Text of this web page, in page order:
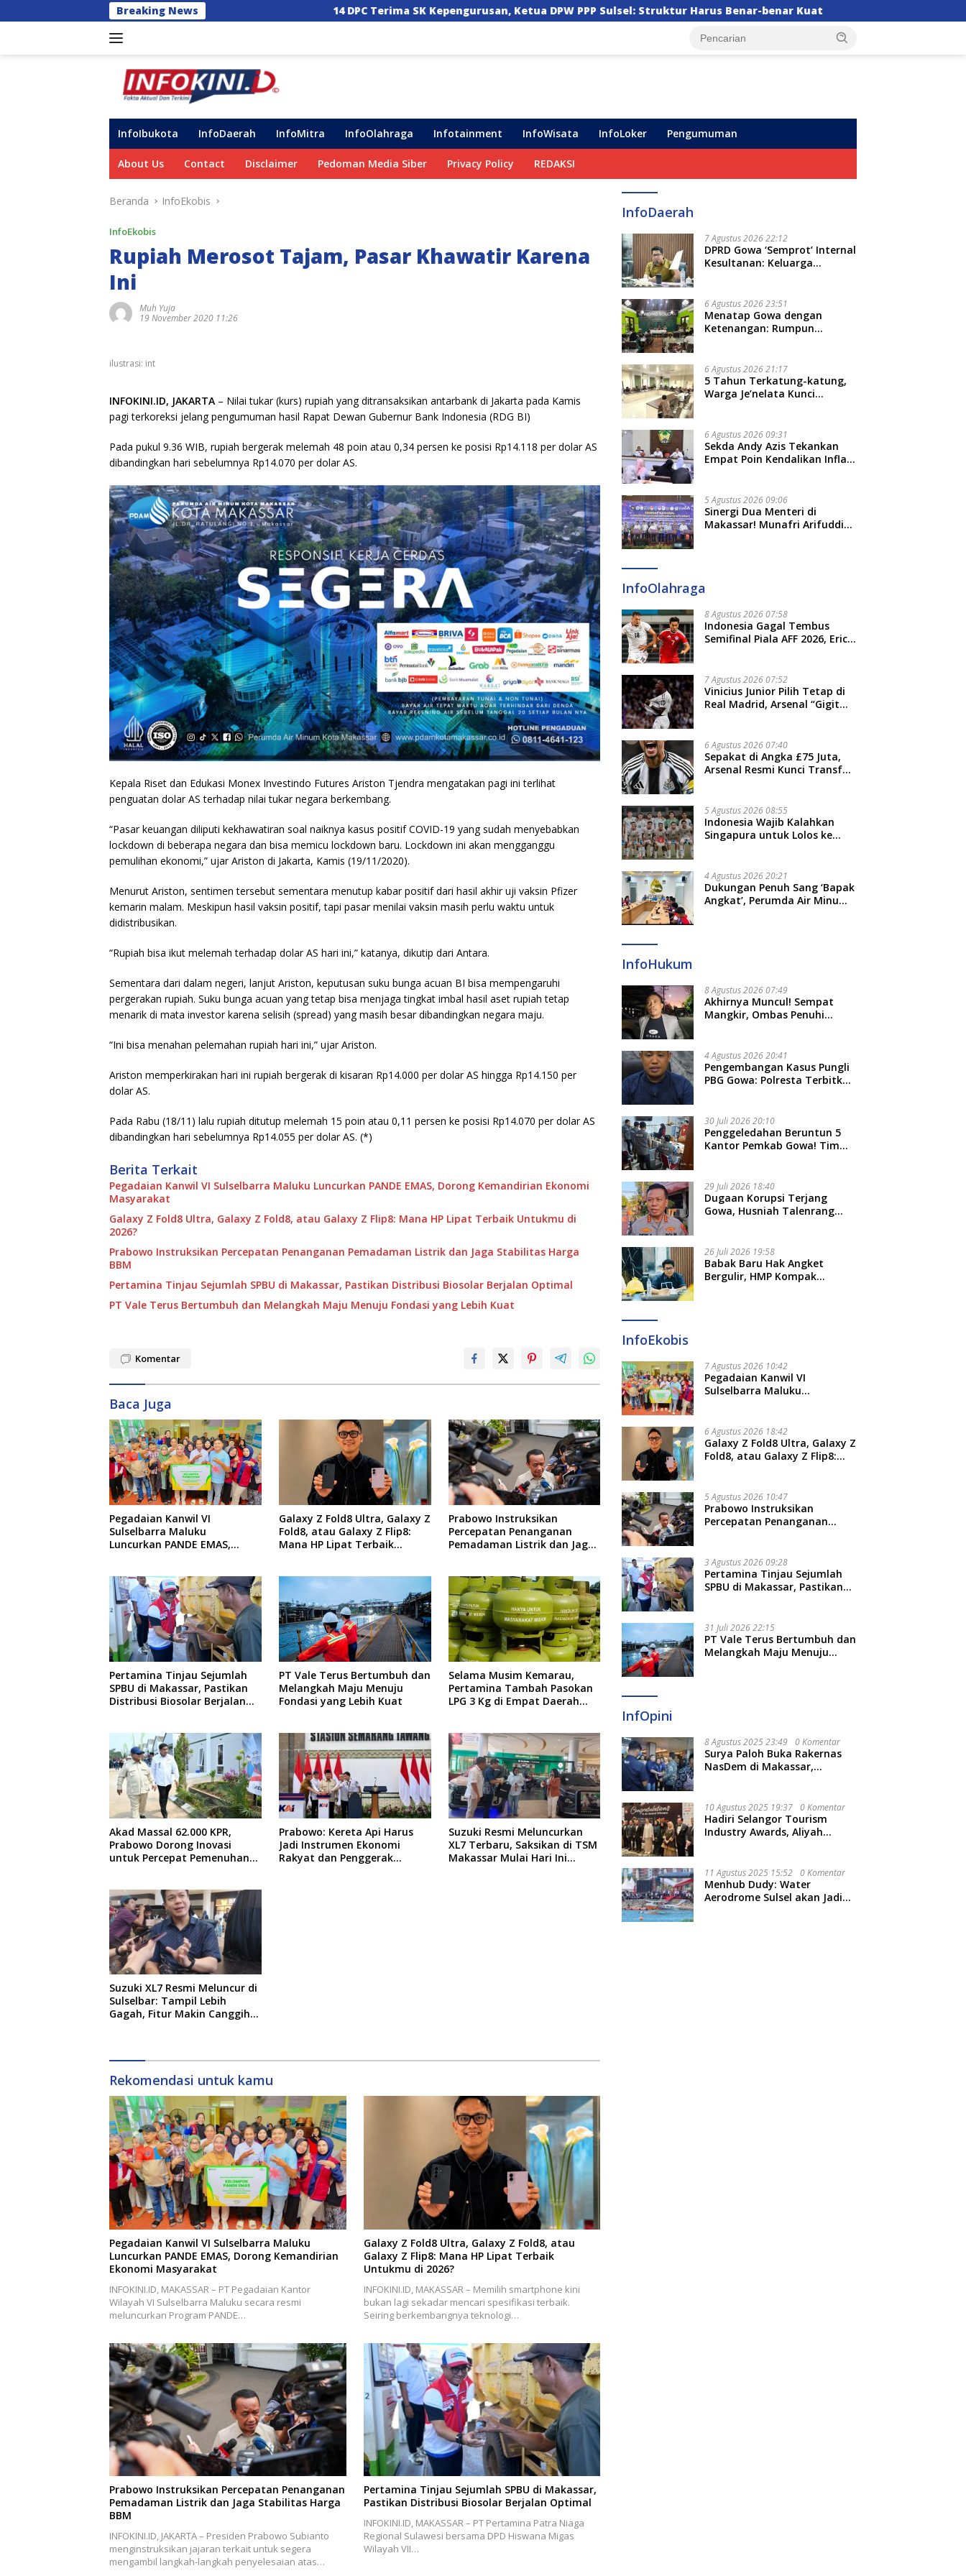
ke
Breaking News 14 DPC Terima SK Kepengurusan, Ketua DPW PPP Sulsel: Struktur Harus Benar-benar Kuat Mensos Tinjau Sekolah Rakyat di
InfoIbukota InfoDaerah InfoMitra InfoOlahraga Infotainment InfoWisata InfoLoker Pengumuman
About Us Contact Disclaimer Pedoman Media Siber Privacy Policy REDAKSI
Beranda InfoEkobis
InfoEkobis
Rupiah Merosot Tajam, Pasar Khawatir Karena
Ini
Muh Yuja
19 November 2020 11:26
ilustrasi: int
INFOKINI.ID, JAKARTA – Nilai tukar (kurs) rupiah yang ditransaksikan antarbank di Jakarta pada Kamis
pagi terkoreksi jelang pengumuman hasil Rapat Dewan Gubernur Bank Indonesia (RDG BI)
Pada pukul 9.36 WIB, rupiah bergerak melemah 48 poin atau 0,34 persen ke posisi Rp14.118 per dolar AS
dibandingkan hari sebelumnya Rp14.070 per dolar AS.
Kepala Riset dan Edukasi Monex Investindo Futures Ariston Tjendra mengatakan pagi ini terlihat
penguatan dolar AS terhadap nilai tukar negara berkembang.
“Pasar keuangan diliputi kekhawatiran soal naiknya kasus positif COVID-19 yang sudah menyebabkan
lockdown di beberapa negara dan bisa memicu lockdown baru. Lockdown ini akan mengganggu
pemulihan ekonomi,” ujar Ariston di Jakarta, Kamis (19/11/2020).
Menurut Ariston, sentimen tersebut sementara menutup kabar positif dari hasil akhir uji vaksin Pfizer
kemarin malam. Meskipun hasil vaksin positif, tapi pasar menilai vaksin masih perlu waktu untuk
didistribusikan.
“Rupiah bisa ikut melemah terhadap dolar AS hari ini,” katanya, dikutip dari Antara.
Sementara dari dalam negeri, lanjut Ariston, keputusan suku bunga acuan BI bisa mempengaruhi
pergerakan rupiah. Suku bunga acuan yang tetap bisa menjaga tingkat imbal hasil aset rupiah tetap
menarik di mata investor karena selisih (spread) yang masih besar dibandingkan negara maju.
“Ini bisa menahan pelemahan rupiah hari ini,” ujar Ariston.
Ariston memperkirakan hari ini rupiah bergerak di kisaran Rp14.000 per dolar AS hingga Rp14.150 per
dolar AS.
Pada Rabu (18/11) lalu rupiah ditutup melemah 15 poin atau 0,11 persen ke posisi Rp14.070 per dolar AS
dibandingkan hari sebelumnya Rp14.055 per dolar AS. (*)
Berita Terkait
Pegadaian Kanwil VI Sulselbarra Maluku Luncurkan PANDE EMAS, Dorong Kemandirian Ekonomi
Masyarakat
Galaxy Z Fold8 Ultra, Galaxy Z Fold8, atau Galaxy Z Flip8: Mana HP Lipat Terbaik Untukmu di
2026?
Prabowo Instruksikan Percepatan Penanganan Pemadaman Listrik dan Jaga Stabilitas Harga
BBM
Pertamina Tinjau Sejumlah SPBU di Makassar, Pastikan Distribusi Biosolar Berjalan Optimal
PT Vale Terus Bertumbuh dan Melangkah Maju Menuju Fondasi yang Lebih Kuat
Komentar
Baca Juga
Pegadaian Kanwil VI
Sulselbarra Maluku
Luncurkan PANDE EMAS,
Galaxy Z Fold8 Ultra, Galaxy Z
Fold8, atau Galaxy Z Flip8:
Mana HP Lipat Terbaik
Prabowo Instruksikan
Percepatan Penanganan
Pemadaman Listrik dan Jaga
Pertamina Tinjau Sejumlah
SPBU di Makassar, Pastikan
Distribusi Biosolar Berjalan
PT Vale Terus Bertumbuh dan
Melangkah Maju Menuju
Fondasi yang Lebih Kuat
Selama Musim Kemarau,
Pertamina Tambah Pasokan
LPG 3 Kg di Empat Daerah
Akad Massal 62.000 KPR,
Prabowo Dorong Inovasi
untuk Percepat Pemenuhan
Prabowo: Kereta Api Harus
Jadi Instrumen Ekonomi
Rakyat dan Penggerak
Suzuki Resmi Meluncurkan
XL7 Terbaru, Saksikan di TSM
Makassar Mulai Hari Ini
Suzuki XL7 Resmi Meluncur di
Sulselbar: Tampil Lebih
Gagah, Fitur Makin Canggih,
Rekomendasi untuk kamu
Pegadaian Kanwil VI Sulselbarra Maluku
Luncurkan PANDE EMAS, Dorong Kemandirian
Ekonomi Masyarakat
INFOKINI.ID, MAKASSAR – PT Pegadaian Kantor
Wilayah VI Sulselbarra Maluku secara resmi
meluncurkan Program PANDE…
Galaxy Z Fold8 Ultra, Galaxy Z Fold8, atau
Galaxy Z Flip8: Mana HP Lipat Terbaik
Untukmu di 2026?
INFOKINI.ID, MAKASSAR – Memilih smartphone kini
bukan lagi sekadar mencari spesifikasi terbaik.
Seiring berkembangnya teknologi…
Prabowo Instruksikan Percepatan Penanganan
Pemadaman Listrik dan Jaga Stabilitas Harga
BBM
INFOKINI.ID, JAKARTA – Presiden Prabowo Subianto
menginstruksikan jajaran terkait untuk segera
mengambil langkah-langkah penyelesaian atas…
Pertamina Tinjau Sejumlah SPBU di Makassar,
Pastikan Distribusi Biosolar Berjalan Optimal
INFOKINI.ID, MAKASSAR – PT Pertamina Patra Niaga
Regional Sulawesi bersama DPD Hiswana Migas
Wilayah VII…
InfoDaerah
7 Agustus 2026 22:12
DPRD Gowa ‘Semprot’ Internal
Kesultanan: Keluarga
6 Agustus 2026 23:51
Menatap Gowa dengan
Ketenangan: Rumpun
Sepihak, Tekankan Jalur
Musyawarah, Ingatkan Soal
Adat dan Adab
6 Agustus 2026 21:17
5 Tahun Terkatung-katung,
Warga Je’nelata Kunci
6 Agustus 2026 09:31
Sekda Andy Azis Tekankan
Empat Poin Kendalikan Inflasi
5 Agustus 2026 09:06
Sinergi Dua Menteri di
Makassar! Munafri Arifuddin
InfoOlahraga
8 Agustus 2026 07:58
Indonesia Gagal Tembus
Semifinal Piala AFF 2026, Erick
7 Agustus 2026 07:52
Vinicius Junior Pilih Tetap di
Real Madrid, Arsenal “Gigit
6 Agustus 2026 07:40
Sepakat di Angka £75 Juta,
Arsenal Resmi Kunci Transfer
5 Agustus 2026 08:55
Indonesia Wajib Kalahkan
Singapura untuk Lolos ke
4 Agustus 2026 20:21
Dukungan Penuh Sang ‘Bapak
Angkat’, Perumda Air Minum
InfoHukum
8 Agustus 2026 07:49
Akhirnya Muncul! Sempat
Mangkir, Ombas Penuhi
Pertanyaan
4 Agustus 2026 20:41
Pengembangan Kasus Pungli
PBG Gowa: Polresta Terbitkan
30 Juli 2026 20:10
Penggeledahan Beruntun 5
Kantor Pemkab Gowa! Tim
Rp16 Miliar
29 Juli 2026 18:40
Dugaan Korupsi Terjang
Gowa, Husniah Talenrang
26 Juli 2026 19:58
​Babak Baru Hak Angket
Bergulir, HMP Kompak
InfoEkobis
7 Agustus 2026 10:42
Pegadaian Kanwil VI
Sulselbarra Maluku
Masyarakat
6 Agustus 2026 18:42
Galaxy Z Fold8 Ultra, Galaxy Z
Fold8, atau Galaxy Z Flip8:
5 Agustus 2026 10:47
Prabowo Instruksikan
Percepatan Penanganan
3 Agustus 2026 09:28
Pertamina Tinjau Sejumlah
SPBU di Makassar, Pastikan
31 Juli 2026 22:15
PT Vale Terus Bertumbuh dan
Melangkah Maju Menuju
InfOpini
8 Agustus 2025 23:49 0 Komentar
Surya Paloh Buka Rakernas
NasDem di Makassar,
10 Agustus 2025 19:37 0 Komentar
Hadiri Selangor Tourism
Industry Awards, Aliyah
11 Agustus 2025 15:52 0 Komentar
Menhub Dudy: Water
Aerodrome Sulsel akan Jadi